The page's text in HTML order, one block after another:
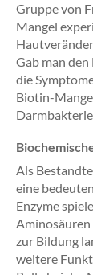
Gruppe von
Mangel
Gab man
die
Biotin-
Als
eine
Enzyme
Aminosäuren
zur Bildung
weitere